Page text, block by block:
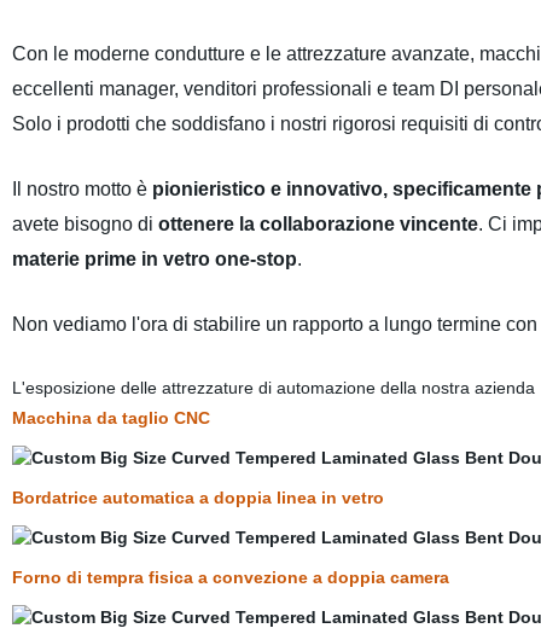
Con le moderne condutture e le attrezzature avanzate,
eccellenti manager, venditori professionali e team DI
Solo i prodotti che soddisfano i nostri rigorosi requisiti di
Il nostro motto èpionieristico e innovativo, specificamente
avete bisogno di ottenere la collaborazione vincente. Ci
materie prime in vetro one-stop.
Non vediamo l'ora di stabilire un rapporto a lungo termine
L'esposizione delle attrezzature di automazione della nostra azienda
Macchina da taglio CNC
Bordatrice automatica a doppia linea in vetro
Forno di tempra fisica a convezione a doppia camera